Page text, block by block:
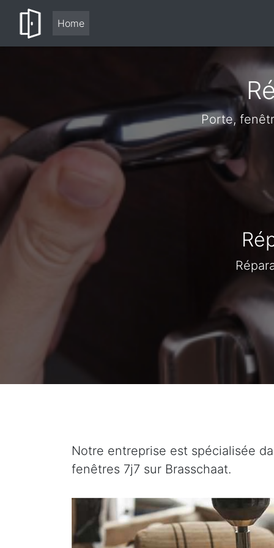
Home
Porte,
Notre entreprise est spécialisée
fenêtres 7j7 sur Brasschaat.